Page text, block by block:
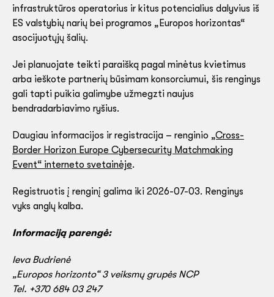
infrastruktūros operatorius ir kitus potencialius dalyvius iš
ES valstybių narių bei programos „Europos horizontas“
asocijuotųjų šalių.
Jei planuojate teikti paraišką pagal minėtus kvietimus
arba ieškote partnerių būsimam konsorciumui, šis renginys
gali tapti puikia galimybe užmegzti naujus
bendradarbiavimo ryšius.
Daugiau informacijos ir registracija – renginio „Cross-
Border Horizon Europe Cybersecurity Matchmaking
Event“ interneto svetainėje.
Registruotis į renginį galima iki 2026-07-03. Renginys
vyks anglų kalba.
Informaciją parengė:
Ieva Budrienė
„Europos horizonto“ 3 veiksmų grupės NCP
Tel. +370 684 03 247